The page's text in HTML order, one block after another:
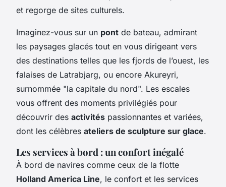
et regorge de sites culturels.
Imaginez-vous sur un pont de bateau, admirant
les paysages glacés tout en vous dirigeant vers
des destinations telles que les fjords de l’ouest, les
falaises de Latrabjarg, ou encore Akureyri,
surnommée "la capitale du nord". Les escales
vous offrent des moments privilégiés pour
découvrir des activités passionnantes et variées,
dont les célèbres ateliers de sculpture sur glace.
Les services à bord : un confort inégalé
À bord de navires comme ceux de la flotte
Holland America Line, le confort et les services